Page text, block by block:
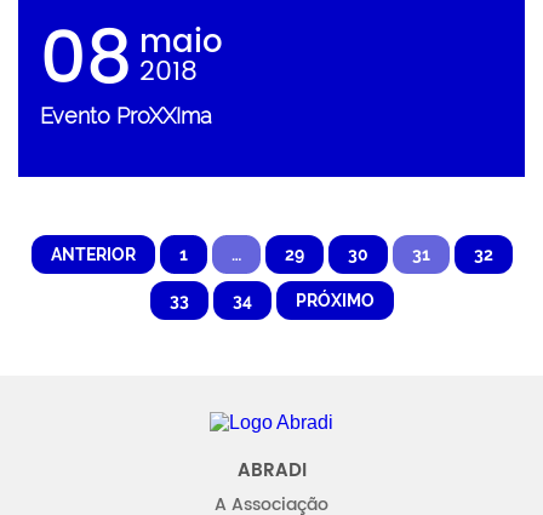
08 maio
2018
Evento ProXXIma
ANTERIOR 1 … 29 30 31 32
33 34 PRÓXIMO
Abradi
ABRADI
A Associação